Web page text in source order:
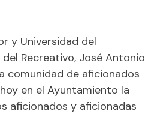
y Universidad del
Recreativo, José Antonio
comunidad de aficionados
en el Ayuntamiento la
aficionados y aficionadas